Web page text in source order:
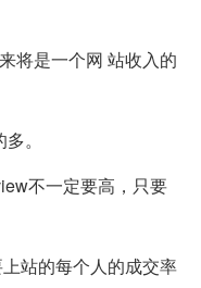
将是一个网 站收入的
。
不一定要高，只要
站的每个人的成交率